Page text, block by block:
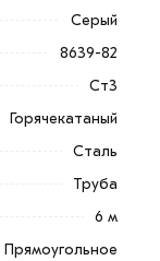
устойчивую к
внешней
что
Серый
8639-82
Ст3
Горячекатаный
Сталь
Труба
6 м
Прямоугольное